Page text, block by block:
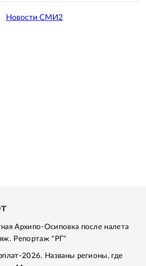
Новости СМИ2
Архипо-Осиповка после налета
Репортаж "РГ"
2026. Названы регионы, где